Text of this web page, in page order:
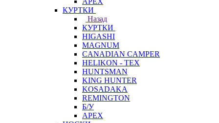
КУРТКИ
Назад
КУРТКИ
HIGASHI
MAGNUM
CANADIAN CAMPER
HELIKON - TEX
HUNTSMAN
KING HUNTER
KOSADAKA
REMINGTON
Б/У
APEX